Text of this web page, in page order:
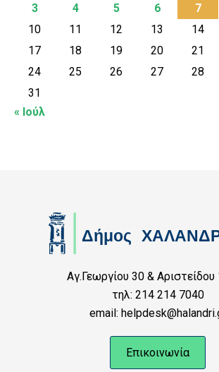
3
4 5 6 7
10
11 12 13 14
17
18 19 20 21
24
25 26 27 28
31
« Ιούλ
Αγ.Γεωργίου 30 &
τηλ: 214 214 7040
email:
Επικοινωνία